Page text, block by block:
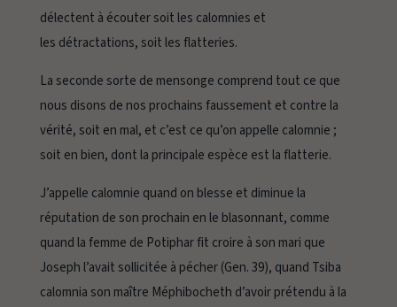
délectent à écouter soit les calomnies et
les détractations, soit les flatteries.
La seconde sorte de mensonge comprend tout ce que
nous disons de nos prochains faussement et contre la
vérité, soit en mal, et c’est ce qu’on appelle calomnie ;
soit en bien, dont la principale espèce est laflatterie.
J’appelle calomnie quand on blesse et diminue la
réputation de son prochain en le blasonnant, comme
quand la femme de Potiphar fit croire à son mari que
Joseph l’avait sollicitée à pécher (Gen. 39), quand Tsiba
calomnia son maître Méphibocheth d’avoir prétendu à la